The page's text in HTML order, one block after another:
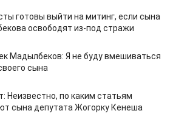
готовы выйти на митинг, если сына
освободят из-под стражи
Мадылбеков: Я не буду вмешиваться
сына
Неизвестно, по каким статьям
сына депутата Жогорку Кенеша